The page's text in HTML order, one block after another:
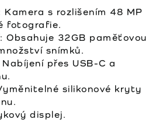
Kamera s rozlišením 48 MP
fotografie.
Obsahuje 32GB paměťovou
snímků.
Nabíjení přes USB-C a
silikonové kryty
displej.